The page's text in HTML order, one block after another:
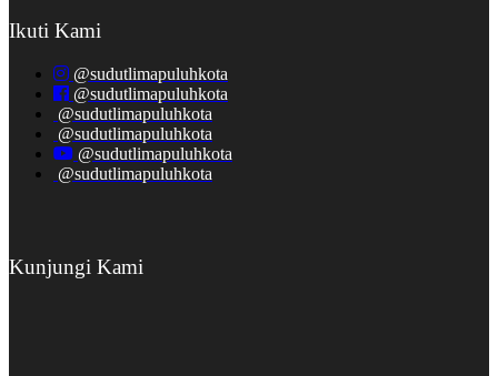
Ikuti Kami
@sudutlimapuluhkota
@sudutlimapuluhkota
@sudutlimapuluhkota
@sudutlimapuluhkota
@sudutlimapuluhkota
@sudutlimapuluhkota
Kunjungi Kami